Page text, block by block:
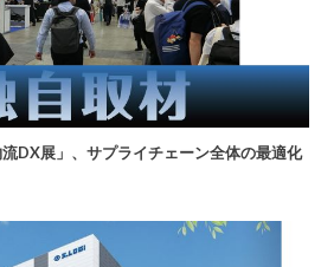
流DX展」、サプライチェーン全体の最適化